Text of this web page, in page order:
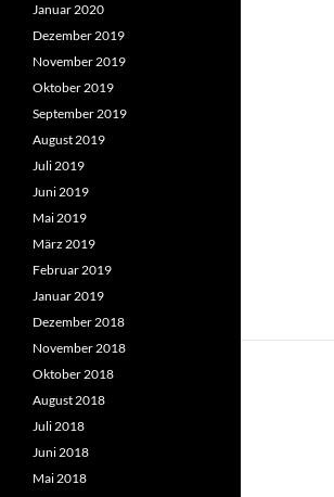
Januar 2020
Dezember 2019
November 2019
Oktober 2019
September 2019
August 2019
Juli 2019
Juni 2019
Mai 2019
März 2019
Februar 2019
Januar 2019
Dezember 2018
November 2018
Oktober 2018
August 2018
Juli 2018
Juni 2018
Mai 2018